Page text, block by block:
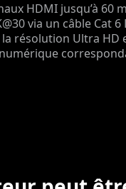
HDMI jusqu’à 60
via un câble Cat 6
résolution Ultra HD